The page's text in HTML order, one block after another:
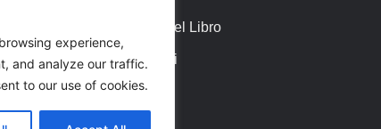
experience,
and analyze our traffic.
to our use of cookies.
Casa del Libro
Contatti